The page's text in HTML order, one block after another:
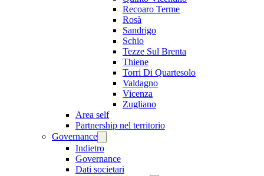
Recoaro Terme
Rosà
Sandrigo
Schio
Tezze Sul Brenta
Thiene
Torri Di Quartesolo
Valdagno
Vicenza
Zugliano
Area self
Partnership nel territorio
Governance
Indietro
Governance
Dati societari